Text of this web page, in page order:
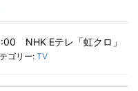
NHK Eテレ「虹クロ」
ゴリー:TV